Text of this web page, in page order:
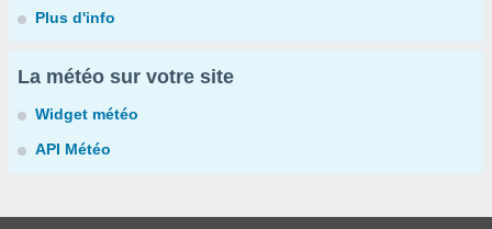
Plus d'info
La météo sur votre site
Widget météo
API Météo